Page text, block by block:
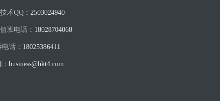
术QQ： 2503024940
班电话： 18028704068
话： 18025386411
business@hkt4.com